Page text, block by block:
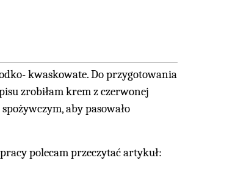
kwaskowate. Do przygotowania
zrobiłam krem z czerwonej
aby pasowało
polecam przeczytać artykuł: